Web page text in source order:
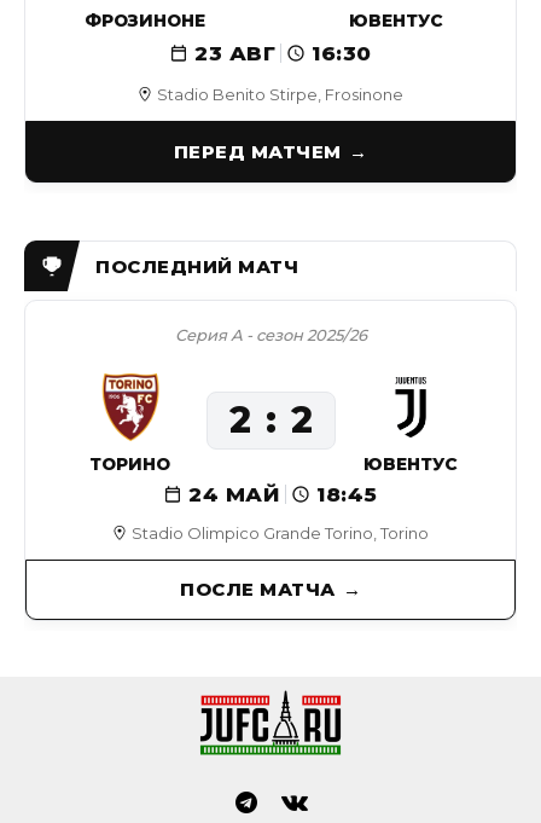
Stadio Benito Stirpe, Frosinone
ФРОЗИНОНЕ ЮВЕНТУС
23 АВГ 16:30
ПЕРЕД МАТЧЕМ
Stadio Olimpico Grande Torino, Torino
Серия А - сезон 2025/26
24 МАЙ 18:45
ТОРИНО
2 2
ЮВЕНТУС
ПОСЛЕ МАТЧА